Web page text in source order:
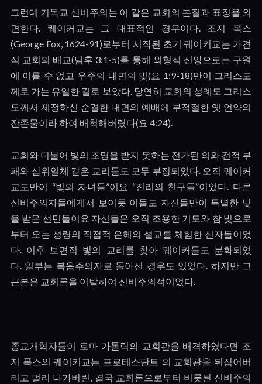
그런데 기독교 신비주의는 이 같은 교회의 본질과 표징을 외
면한다. 퀘이커교는 그 대표적인 경우이다. 조지 폭스
(George Fox, 1624-91) 로부터 시작된 초기 퀘이커교는 가견
적 교회의 배교(딤후 3:1-5)를 통해 외형적 신앙으로는 구원
에 이를 수 없고 우주의 내면의 빛(요 1:9-18)만이 그리스도
께로 가는 유일한 길로 보았다. 당연히 교회의 성례도 그리스
도께서 제정하신 순결한 내면의 예배에 부적절한 옛 언약의
잔존물이라 하여 배척해버렸다(요 4:24).
교회와 더불어 빛의 조명을 받지 못하는 전가된 의와 전적 부
패와 삼위일체 같은 교리들도 모두 부정되었다. 오직 퀘이커
교도만이 “빛의 자녀들”이요 “진리의 친구들”이었다. 다른
신비주의자들에게서 보이듯 이들도 자신들만이 특별한 빛
을 받은 선민들이요 자신들은 오직 조용한 기도와 참 빛으로
부터 오는 성령의 직접적 은혜의 설교를 체험한 신자들이었
다. 이후 보편적 빛의 교리를 찾아 퀘이커들도 분화되었
다. 일부는 복음주의자로 돌아선 경우도 있었다. 하지만 그
근본은 교회론을 이탈하여 신비주의적이었다.
종교개혁자들이 로마 가톨릭의 교회관을 배격하였다면 조
지 폭스의 퀘이커교는 프로테스탄트 의 교회관을 뒤집어버
리고 멀리 나가버린, 결국 교회론으로부터 비롯된 신비주의